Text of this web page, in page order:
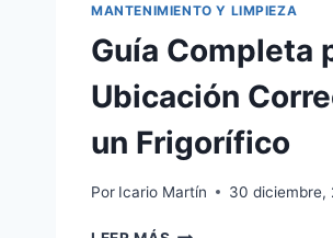
MANTENIMIENTO Y LIMPIEZA
Guía Completa
Ubicación
un Frigorífico
Por Icario Martín 30 diciembre,
GUÍA